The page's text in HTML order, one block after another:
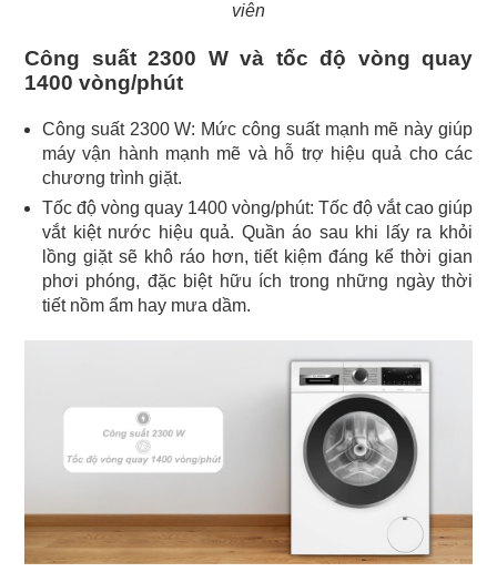
viên
Công suất 2300 W và tốc độ vòng quay
1400 vòng/phút
Công suất 2300 W: Mức công suất mạnh mẽ này giúp
máy vận hành mạnh mẽ và hỗ trợ hiệu quả cho các
chương trình giặt.
Tốc độ vòng quay 1400 vòng/phút: Tốc độ vắt cao giúp
vắt kiệt nước hiệu quả. Quần áo sau khi lấy ra khỏi
lồng giặt sẽ khô ráo hơn, tiết kiệm đáng kể thời gian
phơi phóng, đặc biệt hữu ích trong những ngày thời
tiết nồm ẩm hay mưa dầm.